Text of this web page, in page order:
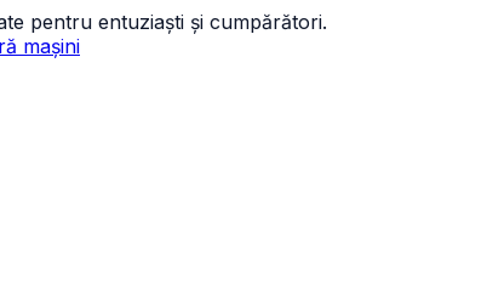
pentru entuziaști și cumpărători.
mașini